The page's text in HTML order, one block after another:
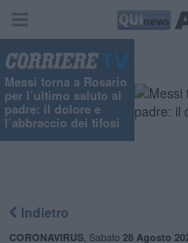
Messi torna a Rosario
per l’ultimo saluto al
padre: il dolore e
l’abbraccio dei tifosi
Indietro
CORONAVIRUS, Sabato 28 Agosto